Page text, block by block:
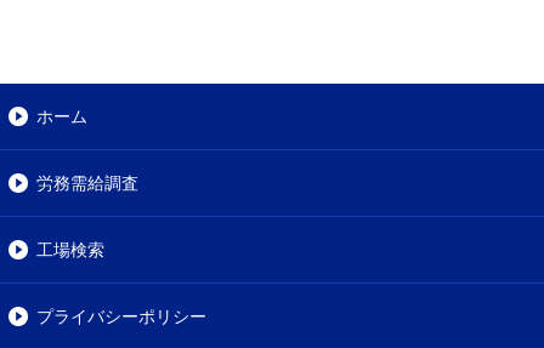
ホーム
労務需給調査
工場検索
プライバシーポリシー